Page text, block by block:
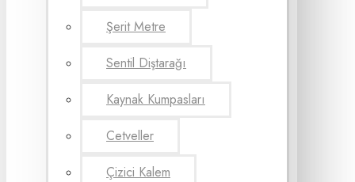
Şerit Metre
Sentil Diştarağı
Kaynak Kumpasları
Cetveller
Çizici Kalem